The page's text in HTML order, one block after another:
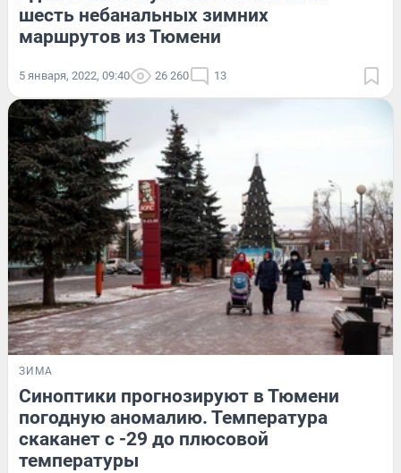
шесть небанальных зимних
маршрутов из Тюмени
5 января, 2022, 09:40 26 260 13
ЗИМА
Синоптики прогнозируют в Тюмени
погодную аномалию. Температура
скаканет с -29 до плюсовой
температуры